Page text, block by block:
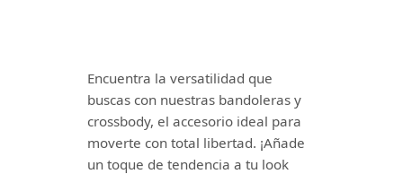
Encuentra la versatilidad que
buscas con nuestras bandoleras y
crossbody, el accesorio ideal para
moverte con total libertad. ¡Añade
un toque de tendencia a tu look